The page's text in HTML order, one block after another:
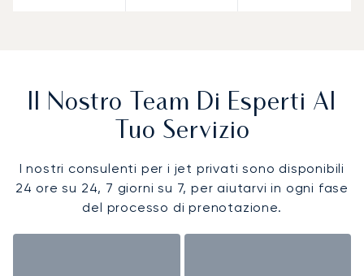
Il Nostro Team Di Esperti Al
Tuo Servizio
I nostri consulenti per i jet privati sono disponibili
24 ore su 24, 7 giorni su 7, per aiutarvi in ogni fase
del processo di prenotazione.